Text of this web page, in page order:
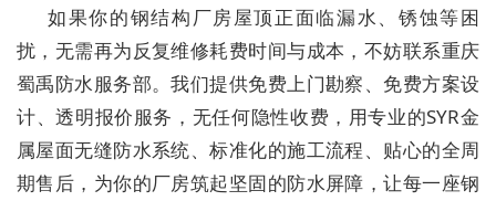
如果你的钢结构厂房屋顶正面临漏水、锈蚀等困
扰，无需再为反复维修耗费时间与成本，不妨联系重庆
蜀禹防水服务部。我们提供免费上门勘察、免费方案设
计、透明报价服务，无任何隐性收费，用专业的SYR金
属屋面无缝防水系统、标准化的施工流程、贴心的全周
期售后，为你的厂房筑起坚固的防水屏障，让每一座钢